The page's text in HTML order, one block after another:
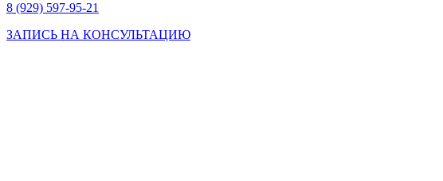
8 (929) 597-95-21
ЗАПИСЬ НА КОНСУЛЬТАЦИЮ